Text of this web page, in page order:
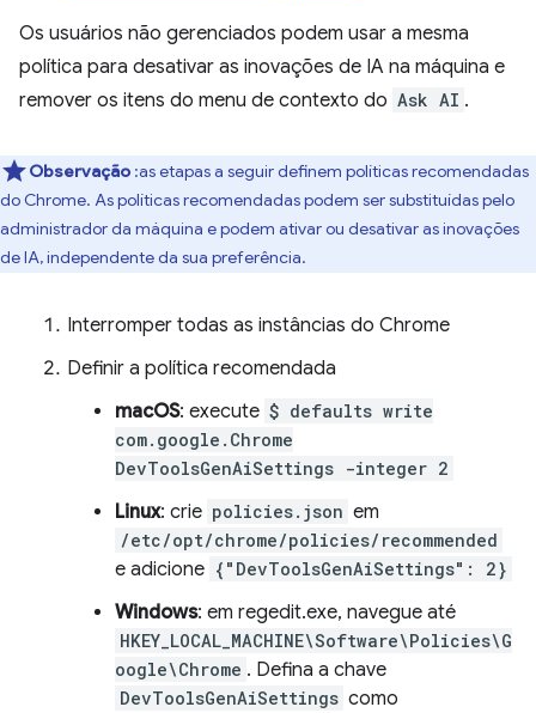
Os usuários não gerenciados podem usar a mesma
política para desativar as inovações de IA na máquina e
remover os itens do menu de contexto do Ask AI .
Observação :as etapas a seguir definem políticas recomendadas
do Chrome. As políticas recomendadas podem ser substituídas pelo
administrador da máquina e podem ativar ou desativar as inovações
de IA, independente da sua preferência.
Interromper todas as instâncias do Chrome
Definir a política recomendada
macOS: execute $ defaults write
com.google.Chrome
DevToolsGenAiSettings -integer 2
Linux: crie policies.json em
/etc/opt/chrome/policies/recommended
e adicione {"DevToolsGenAiSettings": 2}
Windows: em regedit.exe, navegue até
HKEY_LOCAL_MACHINE\Software\Policies\G
oogle\Chrome . Defina a chave
DevToolsGenAiSettings como